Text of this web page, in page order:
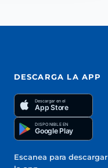
DESCARGA LA APP
Descargar en el
App Store
DISPONIBLE EN
Google Play
Escanea para descargar